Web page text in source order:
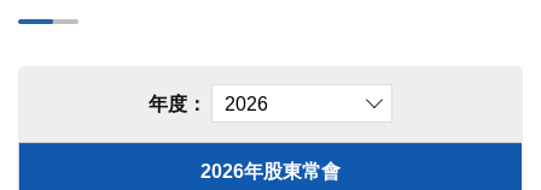
年度：
2026年股東常會